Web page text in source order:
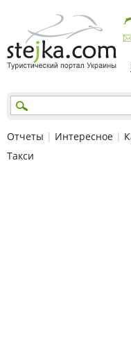
Отчеты | Интересное |
Такси